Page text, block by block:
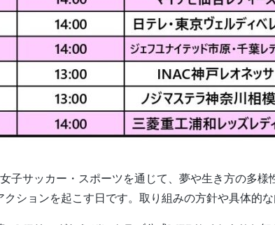
子サッカー・スポーツを通じて、夢や生き方の多
ションを起こす日です。取り組みの方針や具体的